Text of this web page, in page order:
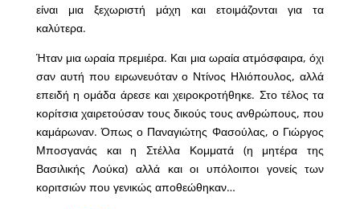
είναι μια ξεχωριστή μάχη και ετοιμάζονται για τα
καλύτερα.
Ήταν μια ωραία πρεμιέρα. Και μια ωραία ατμόσφαιρα, όχι
σαν αυτή που ειρωνευόταν ο Ντίνος Ηλιόπουλος, αλλά
επειδή η ομάδα άρεσε και χειροκροτήθηκε. Στο τέλος τα
κορίτσια χαιρετούσαν τους δικούς τους ανθρώπους, που
καμάρωναν. Όπως ο Παναγιώτης Φασούλας, ο Γιώργος
Μποσγανάς και η Στέλλα Κομματά (η μητέρα της
Βασιλικής Λούκα) αλλά και οι υπόλοιποι γονείς των
κοριτσιών που γενικώς αποθεώθηκαν…